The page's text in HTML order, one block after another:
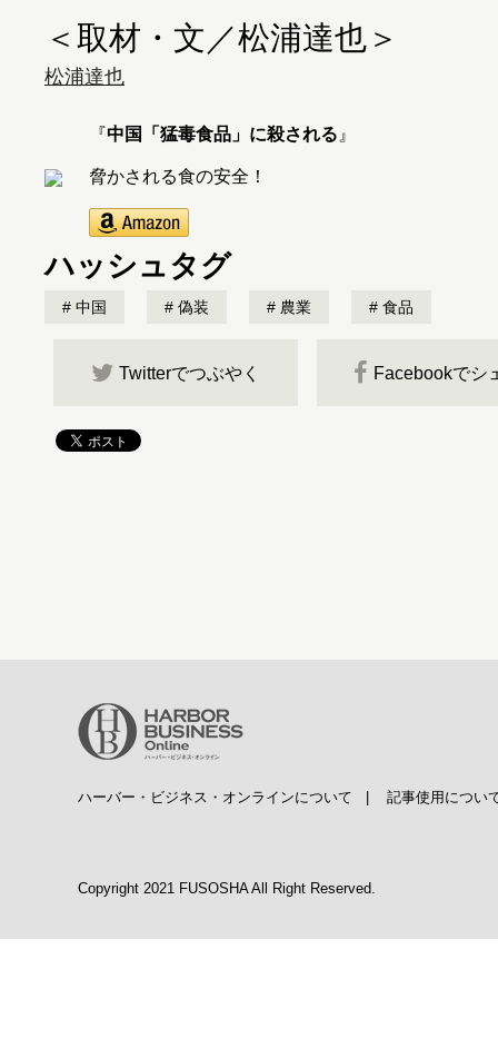
＜取材・文／松浦達也＞
松浦達也
『中国「猛毒食品」に殺される 』
脅かされる食の安全！
ハッシュタグ
中国 偽装 農業 食品
Twitterでつぶやく Facebookでシ
ハーバー・ビジネス・オンラインについて 記事使用につい
Copyright 2021 FUSOSHA All Right Reserved.